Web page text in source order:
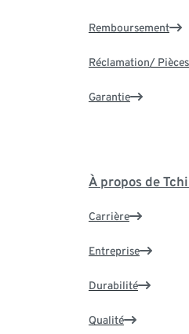
Remboursement
Réclamation/
Garantie
À propos de
Carrière
Entreprise
Durabilité
Qualité